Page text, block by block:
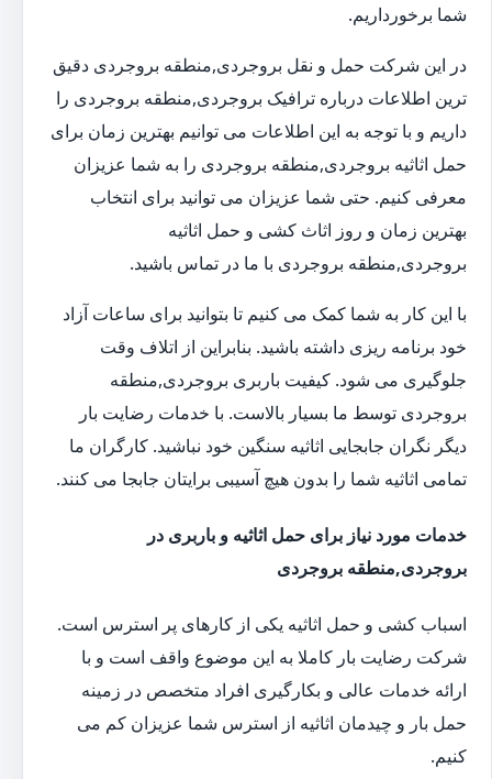
شما برخورداریم.
در این شرکت حمل و نقل بروجردی,منطقه بروجردی دقیق
ترین اطلاعات درباره ترافیک بروجردی,منطقه بروجردی را
داریم و با توجه به این اطلاعات می توانیم بهترین زمان برای
حمل اثاثیه بروجردی,منطقه بروجردی را به شما عزیزان
معرفی کنیم. حتی شما عزیزان می توانید برای انتخاب
بهترین زمان و روز اثاث کشی و حمل اثاثیه
بروجردی,منطقه بروجردی با ما در تماس باشید.
با این کار به شما کمک می کنیم تا بتوانید برای ساعات آزاد
خود برنامه ریزی داشته باشید. بنابراین از اتلاف وقت
جلوگیری می شود. کیفیت باربری بروجردی,منطقه
بروجردی توسط ما بسیار بالاست. با خدمات رضایت بار
دیگر نگران جابجایی اثاثیه سنگین خود نباشید. کارگران ما
تمامی اثاثیه شما را بدون هیچ آسیبی برایتان جابجا می کنند.
خدمات مورد نیاز برای حمل اثاثیه و باربری در
بروجردی,منطقه بروجردی
اسباب کشی و حمل اثاثیه یکی از کارهای پر استرس است.
شرکت رضایت بار کاملا به این موضوع واقف است و با
ارائه خدمات عالی و بکارگیری افراد متخصص در زمینه
حمل بار و چیدمان اثاثیه از استرس شما عزیزان کم می
کنیم.